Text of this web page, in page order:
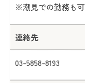
※潮見での勤務も
連絡先
03-5858-8193